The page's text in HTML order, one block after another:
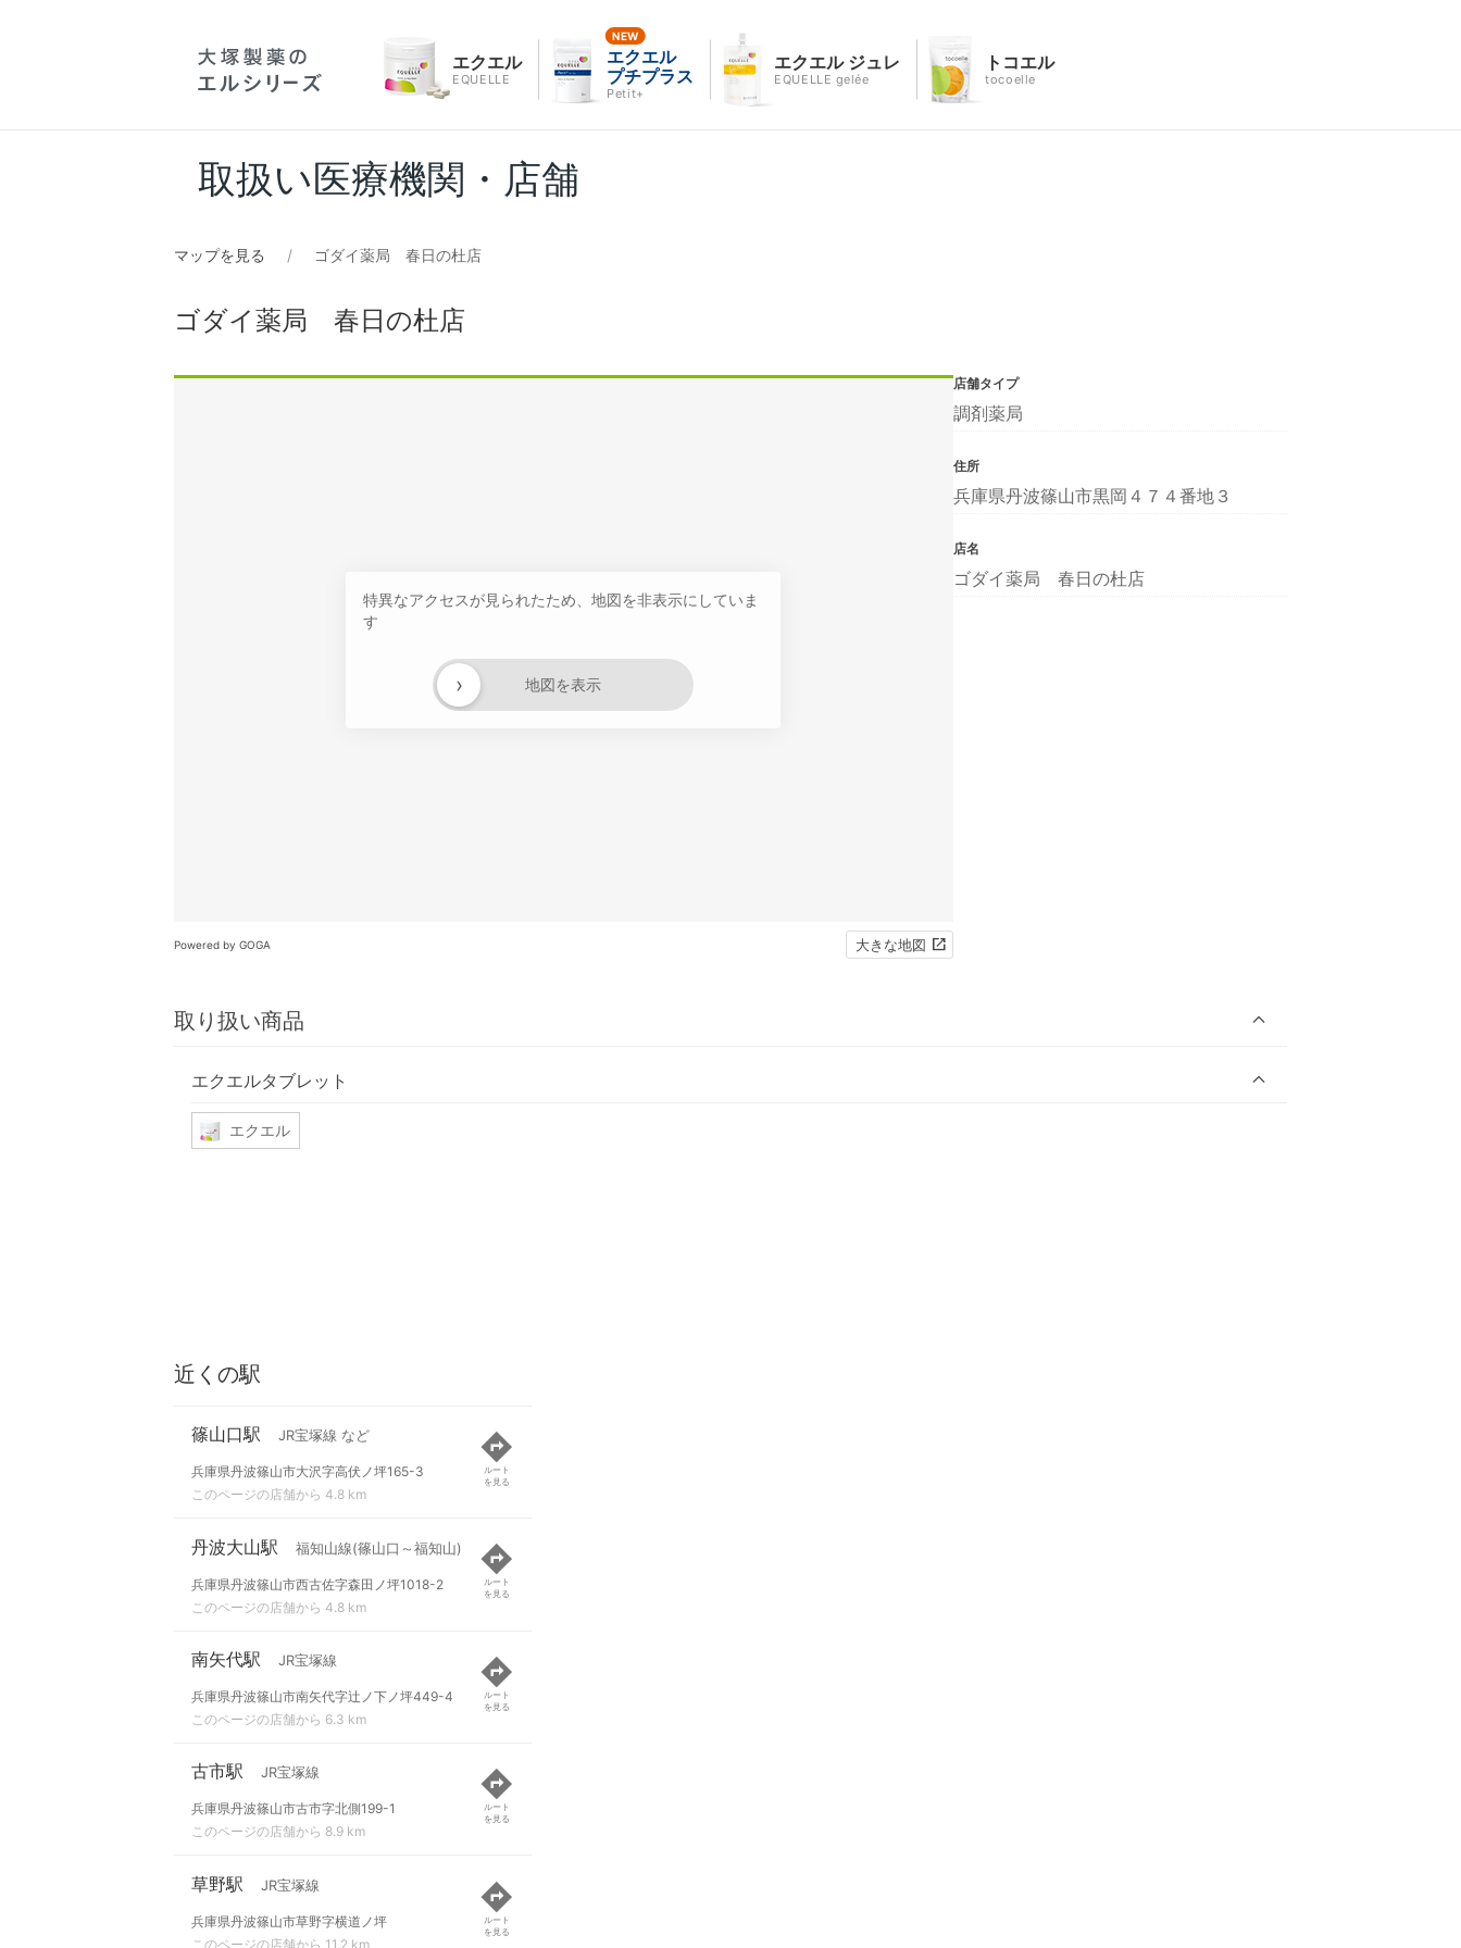
エクエル
EQUELLE
エクエル
プチプラス
Petit+
エクエル ジュレ
EQUELLE gelée
トコエル
tocoelle
取扱い医療機関・店舗
マップを見る ゴダイ薬局 春日の杜店
ゴダイ薬局 春日の杜店
特異なアクセスが見られたため、地図を非表示にしていま
す
地図を表示
›
Powered by GOGA 大きな地図
取り扱い商品
エクエルタブレット
エクエル
店舗タイプ
調剤薬局
住所
兵庫県丹波篠山市黒岡４７４番地３
店名
ゴダイ薬局 春日の杜店
近くの駅
篠山口駅 JR宝塚線 など
兵庫県丹波篠山市大沢字高伏ノ坪165-3
このページの店舗から 4.8 km
ルート
を見る
丹波大山駅 福知山線(篠山口～福知山)
兵庫県丹波篠山市西古佐字森田ノ坪1018-2
このページの店舗から 4.8 km
ルート
を見る
南矢代駅 JR宝塚線
兵庫県丹波篠山市南矢代字辻ノ下ノ坪449-4
このページの店舗から 6.3 km
ルート
を見る
古市駅 JR宝塚線
兵庫県丹波篠山市古市字北側199-1
このページの店舗から 8.9 km
ルート
を見る
草野駅 JR宝塚線
兵庫県丹波篠山市草野字横道ノ坪
このページの店舗から 11.2 km
ルート
を見る